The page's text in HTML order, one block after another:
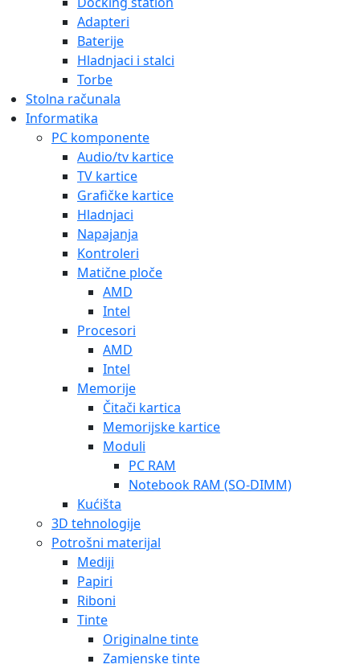
Adapteri
Baterije
Hladnjaci i stalci
Torbe
Stolna računala
Informatika
PC komponente
Audio/tv kartice
TV kartice
Grafičke kartice
Hladnjaci
Napajanja
Kontroleri
Matične ploče
AMD
Intel
Procesori
AMD
Intel
Memorije
Čitači kartica
Memorijske kartice
Moduli
PC RAM
Notebook RAM (SO-DIMM)
Kućišta
3D tehnologije
Potrošni materijal
Mediji
Papiri
Riboni
Tinte
Originalne tinte
Zamjenske tinte